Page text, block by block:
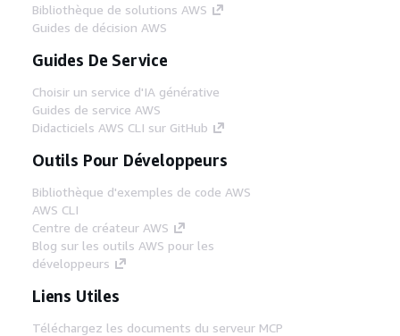
Bibliothèque de solutions AWS
Guides de décision AWS
Guides De Service
Choisir un service d'IA générative
Guides de service AWS
Didacticiels AWS CLI sur GitHub
Outils Pour Développeurs
Bibliothèque d'exemples de code AWS
AWS CLI
Centre de créateur AWS
Blog sur les outils AWS pour les
développeurs
Liens Utiles
Téléchargez les documents du serveur MCP